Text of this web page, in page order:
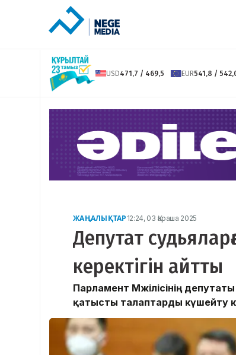
USD471,7 / 469,5 EUR541,8 /
ЖАҢАЛЫҚТАР 12:24, 03 Қараша 2025
Депутат
керектігін айтты
Парламент Мәжілісінің
қатысты талаптарды күшейту